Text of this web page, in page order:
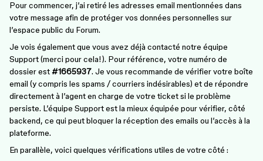
Pour commencer, j’ai retiré les adresses email mentionnées dans
votre message afin de protéger vos données personnelles sur
l’espace public du Forum.
Je vois également que vous avez déjà contacté notre équipe
Support (merci pour cela!). Pour référence, votre numéro de
dossier est#1665937. Je vous recommande de vérifier votre boîte
email (y compris les spams / courriers indésirables) et de répondre
directement à l’agent en charge de votre ticket si le problème
persiste. L’équipe Support est la mieux équipée pour vérifier, côté
backend, ce qui peut bloquer la réception des emails ou l’accès à la
plateforme.
En parallèle, voici quelques vérifications utiles de votre côté :